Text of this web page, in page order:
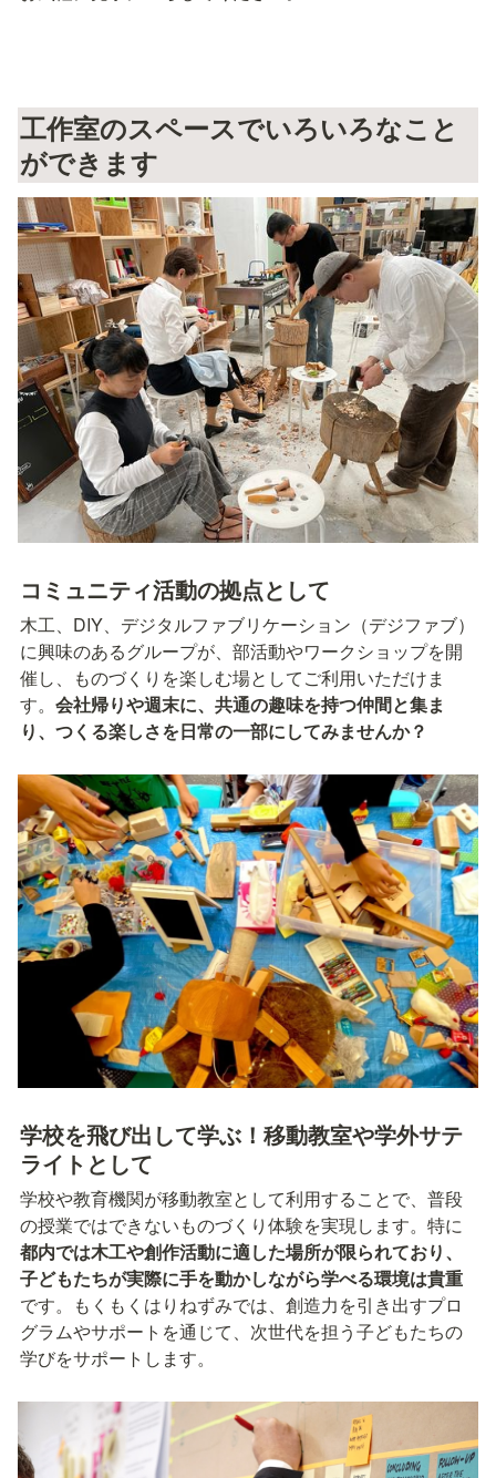
工作室のスペースでいろいろなこと
ができます
コミュニティ活動の拠点として
木工、DIY、デジタルファブリケーション（デジファブ）
に興味のあるグループが、部活動やワークショップを開
催し、ものづくりを楽しむ場としてご利用いただけま
す。 会社帰りや週末に、共通の趣味を持つ仲間と集ま
り、つくる楽しさを日常の一部にしてみませんか？
学校を飛び出して学ぶ！移動教室や学外サテ
ライトとして
学校や教育機関が移動教室として利用することで、普段
の授業ではできないものづくり体験を実現します。特に
都内では木工や創作活動に適した場所が限られており、
子どもたちが実際に手を動かしながら学べる環境は貴重
です。もくもくはりねずみでは、創造力を引き出すプロ
グラムやサポートを通じて、次世代を担う子どもたちの
学びをサポートします。